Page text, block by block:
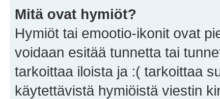
Mitä ovat hymiöt?
Hymiöt tai emootio-ikonit ovat
voidaan esitää tunnetta tai
tarkoittaa iloista ja :( tarkoittaa
käytettävistä hymiöistä viestin